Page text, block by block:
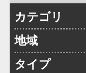
カテゴリ
地域
タイプ